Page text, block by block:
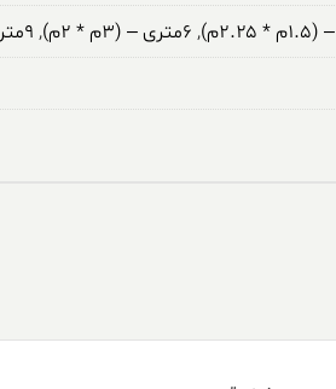
, ۶متری – (۳م * ۲م) , ۹متری – (۳.۵م * ۲.۵م)